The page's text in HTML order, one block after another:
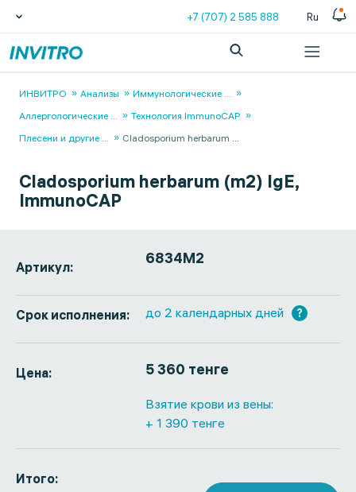
+7 (707) 2 585 888 Ru
ИНВИТРО Анализы Иммунологические ...
Аллергологические ...
Технология ImmunoCAP
Плесени и другие ... Cladosporium herbarum ...
Cladosporium herbarum (m2) IgE,
ImmunoCAP
Артикул: 6834M2
Срок исполнения: до 2 календарных дней ?
Цена: 5 360 тенге
Взятие крови из вены:
+ 1 390 тенге
Итого: